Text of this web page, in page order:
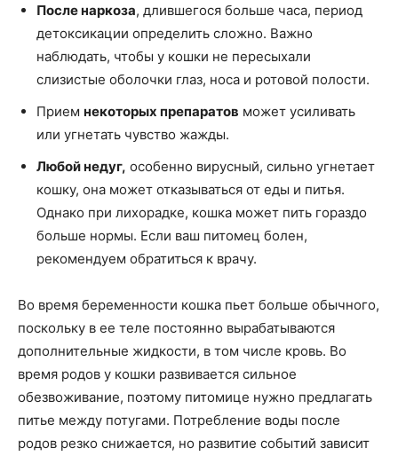
После наркоза, длившегося больше часа, период
детоксикации определить сложно. Важно
наблюдать, чтобы у кошки не пересыхали
слизистые оболочки глаз, носа и ротовой полости.
Прием некоторых препаратов может усиливать
или угнетать чувство жажды.
Любой недуг, особенно вирусный, сильно угнетает
кошку, она может отказываться от еды и питья.
Однако при лихорадке, кошка может пить гораздо
больше нормы. Если ваш питомец болен,
рекомендуем обратиться к врачу.
Во время беременности кошка пьет больше обычного,
поскольку в ее теле постоянно вырабатываются
дополнительные жидкости, в том числе кровь. Во
время родов у кошки развивается сильное
обезвоживание, поэтому питомице нужно предлагать
питье между потугами. Потребление воды после
родов резко снижается, но развитие событий зависит